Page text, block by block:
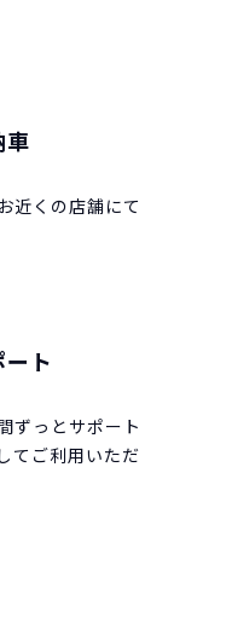
車
近くの店舗にて
ト
ずっとサポート
てご利用いただ